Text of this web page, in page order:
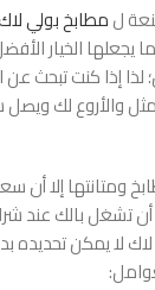
لمطابخ بولي
الخيار
إذا كنت تبحث عن
والأروع لك
تشغل بالك عند
لا يمكن